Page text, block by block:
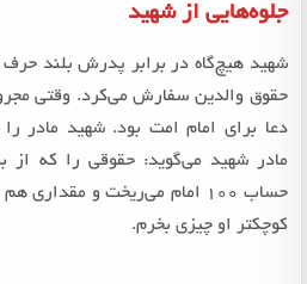
جلوه‌هایی از شهید
شهید هیچ‌گاه در برابر پدرش بلند
حقوق والدین سفارش می‌کرد. وقتی
دعا برای امام امت بود. شهید مادر
مادر شهید می‌گوید: حقوقی را که از
حساب 100 امام می‌ریخت و
کوچکتر او چیزی بخرم.